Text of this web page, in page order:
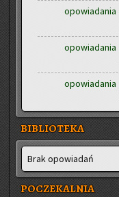
opowiadania
opowiadania
opowiadania
BIBLIOTEKA
Brak opo­wia­dań
POCZEKALNIA